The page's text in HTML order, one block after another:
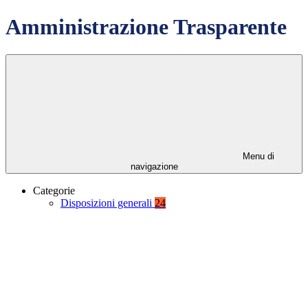
Amministrazione Trasparente
Menu di
navigazione
Categorie
Disposizioni generali 24